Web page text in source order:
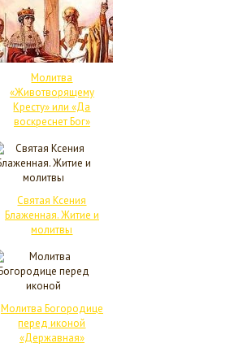
Молитва
«Животворящему
Кресту» или «Да
воскреснет Бог»
Святая Ксения
Блаженная. Житие и
молитвы
Молитва Богородице
перед иконой
«Державная»